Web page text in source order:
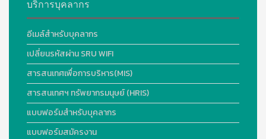
บริการบุคลากร
อีเมล์สำหรับบุคลากร
เปลี่ยนรหัสผ่าน SRU WIFI
สารสนเทศเพื่อการบริหาร(MIS)
สารสนเทศฯ ทรัพยากรมนุษย์ (HRIS)
แบบฟอร์มสำหรับบุคลากร
แบบฟอร์มสมัครงาน